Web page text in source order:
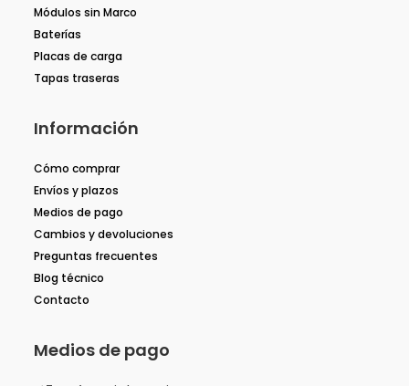
Módulos sin Marco
Baterías
Placas de carga
Tapas traseras
Información
Cómo comprar
Envíos y plazos
Medios de pago
Cambios y devoluciones
Preguntas frecuentes
Blog técnico
Contacto
Medios de pago